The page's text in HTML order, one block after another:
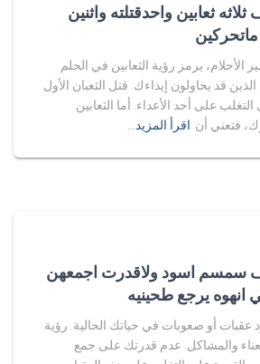
ثعابين واحدقتلته واثنين
يرمز رؤية الثعابين في الحلم
قد يحاولون إيذاءك. قتل الثعبان الأول
على أحد الأعداء. أما الثعابين
فتعني أن اقرأ المزيد…
سمسم اسود ولاقدرت اجمعهن
انهوه يرجع طحينيه
عقبات أو صعوبات في حياتك الحالية. رؤية
والمشاكل. عدم قدرتك على جمع